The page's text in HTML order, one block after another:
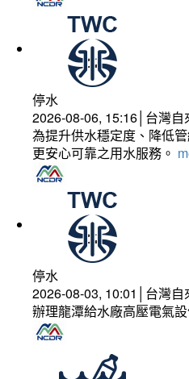
停水
2026-08-06, 15:16│台灣自
為提升供水穩定度、降低
更安心可靠之用水服務。
停水
2026-08-03, 10:01│台灣自
辦理龍潭給水廠高壓電氣